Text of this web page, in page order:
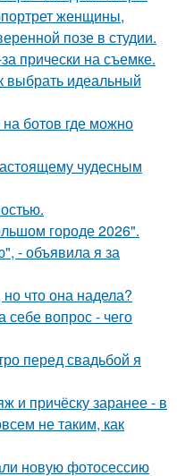
женщины,
позе в студии.
прически на съемке.
выбрать идеальный
ботов где можно
чудесным
городе 2026".
- объявила я за
что она надела?
себе вопрос - чего
перед свадьбой я
и причёску заранее - в
не таким, как
новую фотосессию